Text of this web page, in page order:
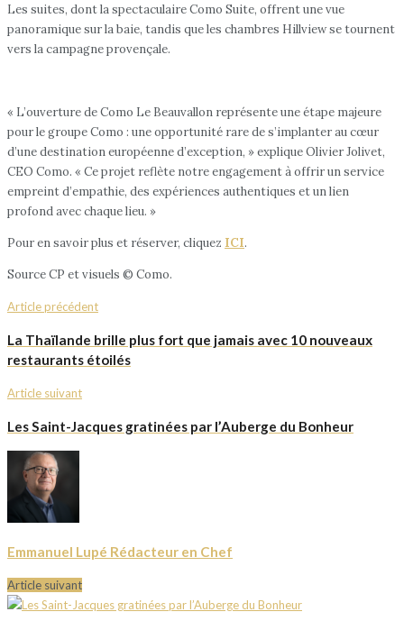
Les suites, dont la spectaculaire Como Suite, offrent une vue
panoramique sur la baie, tandis que les chambres Hillview se tournent
vers la campagne provençale.
« L’ouverture de Como Le Beauvallon représente une étape majeure
pour le groupe Como : une opportunité rare de s’implanter au cœur
d’une destination européenne d’exception, » explique Olivier Jolivet,
CEO Como. « Ce projet reflète notre engagement à offrir un service
empreint d’empathie, des expériences authentiques et un lien
profond avec chaque lieu. »
Pour en savoir plus et réserver, cliquez ICI.
Source CP et visuels © Como.
Article précédent
La Thaïlande brille plus fort que jamais avec 10 nouveaux
restaurants étoilés
Article suivant
Les Saint-Jacques gratinées par l’Auberge du Bonheur
Emmanuel Lupé Rédacteur en Chef
Article suivant